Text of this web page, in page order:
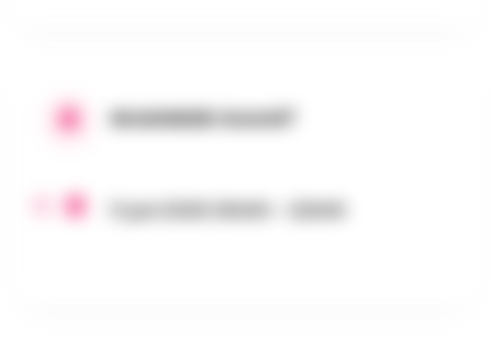
WANNEER GAAN?